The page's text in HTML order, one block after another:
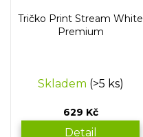
Tričko Print Stream White
Premium
Skladem (>5 ks)
629 Kč
Detail